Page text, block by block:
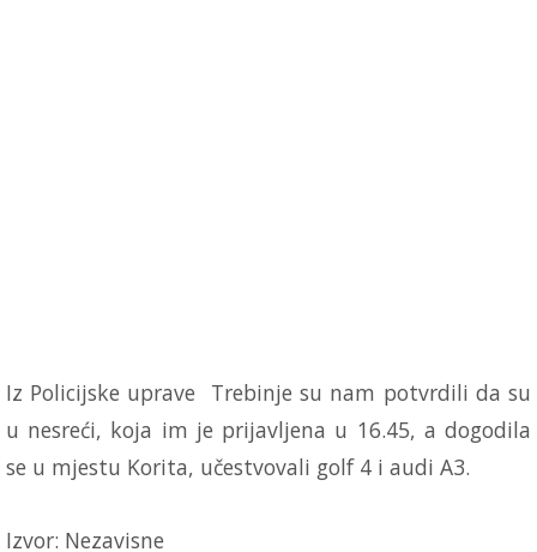
Iz Policijske uprave Trebinje su nam potvrdili da su
u nesreći, koja im je prijavljena u 16.45, a dogodila
se u mjestu Korita, učestvovali golf 4 i audi A3.
Izvor: Nezavisne